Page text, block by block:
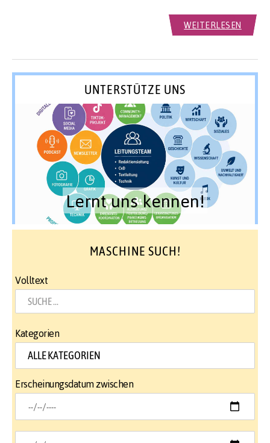
WEITERLESEN
UNTERSTÜTZE UNS
Lernt uns kennen!
MASCHINE SUCH!
Volltext
Kategorien
Erscheinungsdatum zwischen